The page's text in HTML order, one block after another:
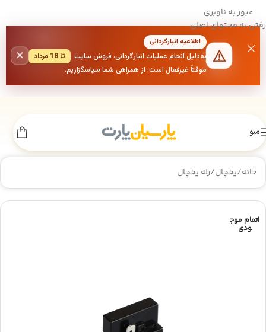
عبور به ناوبری
رفتن به محتوای اصلی
اطلاعیه انبارگردانی
به‌دلیل انجام عملیات انبارگردانی، فروش سایت
تا 18 مرداد
موقتاً غیرفعال است. از همراهی شما سپاسگزاریم.
×
منو
خانه/یخچال/رله یخچال
اتمام موج
ودی